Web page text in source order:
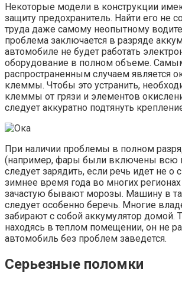
Некоторые модели в конструкции
защиту предохранитель. Найти его не
труда даже самому неопытному
проблема заключается в разряде
автомобиле не будет работать
оборудование в полном объеме.
распространенным случаем является
клеммы. Чтобы это устранить,
клеммы от грязи и элементов
следует аккуратно подтянуть
При наличии проблемы в полном
(например, фары были включены всю
следует зарядить, если речь идет не
зимнее время года во многих
зачастую бывают морозы. Машину в
следует особенно беречь. Многие
забирают с собой аккумулятор домой.
находясь в теплом помещении, он не
автомобиль без проблем заведется.
Серьезные поломки